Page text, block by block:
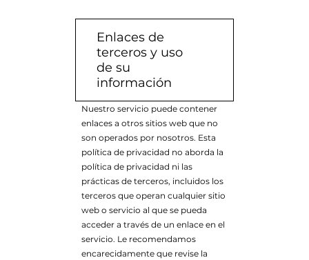
Enlaces de
terceros y uso
de su
información
Nuestro servicio puede contener
enlaces a otros sitios web que no
son operados por nosotros. Esta
política de privacidad no aborda la
política de privacidad ni las
prácticas de terceros, incluidos los
terceros que operan cualquier sitio
web o servicio al que se pueda
acceder a través de un enlace en el
servicio. Le recomendamos
encarecidamente que revise la